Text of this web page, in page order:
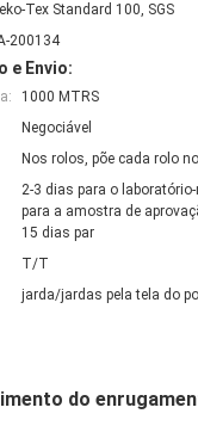
Tex Standard 100, SGS
200134
e Envio:
1000 MTRS
Negociável
Nos rolos, põe cada rolo
2-3 dias para o
para a amostra de
15 dias par
T/T
jarda/jardas pela tela do
do